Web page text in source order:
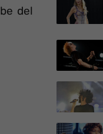
del